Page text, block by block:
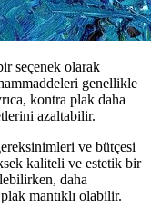
seçenek olarak
genellikle
kontra plak daha
azaltabilir.
ve bütçesi
kaliteli ve estetik bir
daha
mantıklı olabilir.